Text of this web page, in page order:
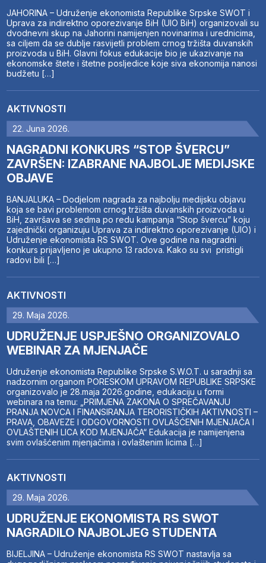
JAHORINA – Udruženje ekonomista Republike Srpske SWOT i
Uprava za indirektno oporezivanje BiH (UIO BiH) organizovali su
dvodnevni skup na Jahorini namijenjen novinarima i urednicima,
sa ciljem da se dublje rasvijetli problem crnog tržišta duvanskih
proizvoda u BiH. Glavni fokus edukacije bio je ukazivanje na
ekonomske štete i štetne posljedice koje siva ekonomija nanosi
budžetu […]
AKTIVNOSTI
22. Juna 2026.
NAGRADNI KONKURS “STOP ŠVERCU”
ZAVRŠEN: IZABRANE NAJBOLJE MEDIJSKE
OBJAVE
BANJALUKA – Dodjelom nagrada za najbolju medijsku objavu
koja se bavi problemom crnog tržišta duvanskih proizvoda u
BiH, završava se sedma po redu kampanja “Stop švercu” koju
zajednički organizuju Uprava za indirektno oporezivanje (UIO) i
Udruženje ekonomista RS SWOT. Ove godine na nagradni
konkurs prijavljeno je ukupno 13 radova. Kako su svi pristigli
radovi bili […]
AKTIVNOSTI
29. Maja 2026.
UDRUŽENJE USPJEŠNO ORGANIZOVALO
WEBINAR ZA MJENJAČE
Udruženje ekonomista Republike Srpske S.W.O.T. u saradnji sa
nadzornim organom PORESKOM UPRAVOM REPUBLIKE SRPSKE
organizovalo je 28.maja 2026.godine, edukaciju u formi
webinara na temu: „PRIMJENA ZAKONA O SPREČAVANJU
PRANJA NOVCA I FINANSIRANJA TERORISTIČKIH AKTIVNOSTI –
PRAVA, OBAVEZE I ODGOVORNOSTI OVLAŠĆENIH MJENJAČA I
OVLAŠTENIH LICA KOD MJENJAČA“ Edukacija je namijenjena
svim ovlašćenim mjenjačima i ovlaštenim licima […]
AKTIVNOSTI
29. Maja 2026.
UDRUŽENJE EKONOMISTA RS SWOT
NAGRADILO NAJBOLJEG STUDENTA
BIJELJINA – Udruženje ekonomista RS SWOT nastavlja sa